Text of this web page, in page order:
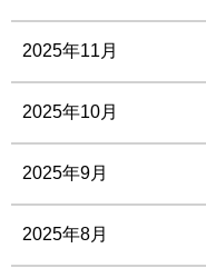
2025年11月
2025年10月
2025年9月
2025年8月